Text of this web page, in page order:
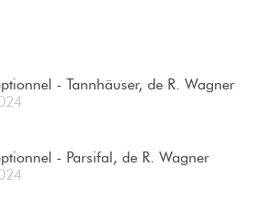
- Tannhäuser, de R. Wagner
- Parsifal, de R. Wagner